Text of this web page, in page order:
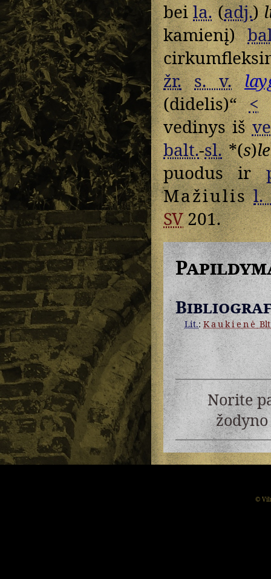
beila.(adj.)
kamienį)
žr. s. v.
(didelis)“<
vedinys iš
balt.-sl.*(s)
puodus ir
Mažiulis l.
SV201.
Lit.:Kaukienė
Norite
©